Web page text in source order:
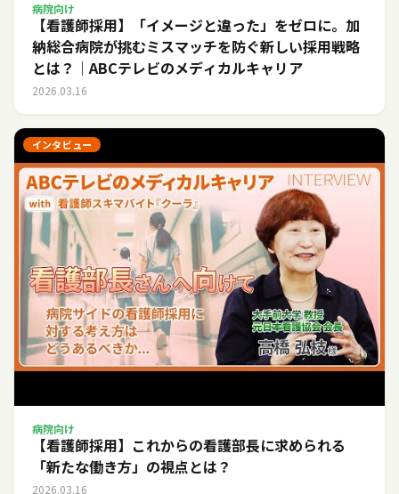
病院向け
【看護師採用】「イメージと違った」をゼロに。加
納総合病院が挑むミスマッチを防ぐ新しい採用戦略
とは？｜ABCテレビのメディカルキャリア
2026.03.16
インタビュー
病院向け
【看護師採用】これからの看護部長に求められる
「新たな働き方」の視点とは？
2026.03.16